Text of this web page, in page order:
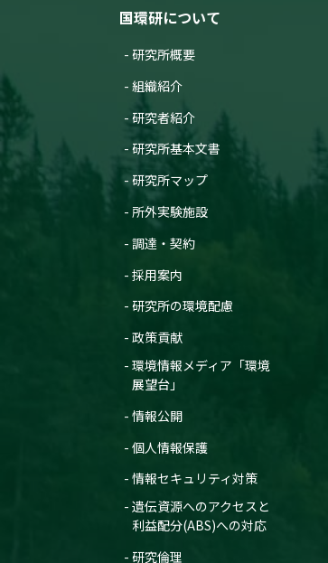
国環研について
研究所概要
組織紹介
研究者紹介
研究所基本文書
研究所マップ
所外実験施設
調達・契約
採用案内
研究所の環境配慮
政策貢献
環境情報メディア「環境
展望台」
情報公開
個人情報保護
情報セキュリティ対策
遺伝資源へのアクセスと
利益配分(ABS)への対応
研究倫理